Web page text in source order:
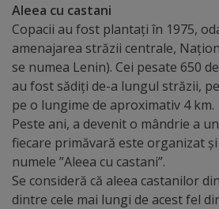
Ungheniul
turistic
Obiective
turistice
Sculpturi
(harta
Aleea cu castani
Copacii au fost plantați în 1975,
amenajarea străzii centrale,
se numea Lenin). Cei pesate 650
au fost sădiți de-a lungul străzii,
pe o lungime de aproximativ 4 km.
Peste ani, a devenit o mândrie a
fiecare primăvară este organizat
numele ”Aleea cu castani”.
Se consideră că aleea castanilor
dintre cele mai lungi de acest fel